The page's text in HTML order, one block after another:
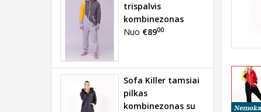
trispalvis
kombinezonas
Nuo €8900
Sofa Killer tamsiai
pilkas
kombinezonas su